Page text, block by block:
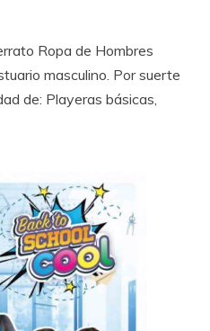
Ropa de Hombres
masculino. Por suerte
de: Playeras básicas,